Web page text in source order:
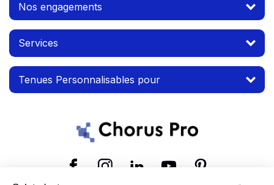
Nos engagements
Services
Tenues Personnalisables pour